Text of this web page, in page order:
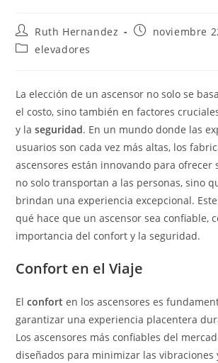
Autor
de
Ruth Hernandez
Publicación
noviembre
Categoría
entrada:
elevadores
La elección de un ascensor no solo se
el costo, sino también en factores
y laseguridad. En un mundo donde las
usuarios son cada vez más altas, los
ascensores están innovando para ofrecer
no solo transportan a las personas, sino
brindan una experiencia excepcional.
qué hace que un ascensor sea confiable,
importancia del confort y la seguridad.
Confort en el Viaje
Elconfort en los ascensores es
garantizar una experiencia placentera
Los ascensores más confiables del
diseñados para minimizar las vibraciones